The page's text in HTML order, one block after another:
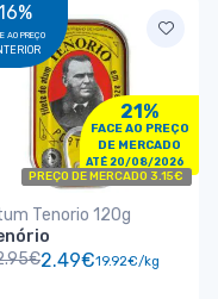
AO PREÇO
21%
FACE AO PREÇO
DE MERCADO
ATÉ 20/08/2026
PREÇO DE MERCADO 3.15€
Tenorio 120g
2.49€19.92€/kg